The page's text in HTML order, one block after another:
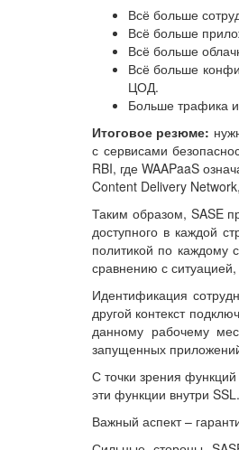
Всё больше
Всё больше
Всё больше
Всё больше
ЦОД.
Больше трафика
Итоговое резюме:
с сервисами
RBI, где WAAPaaS
Content Delivery
Таким образом, SASE
доступного в каждой
политикой по каждому
сравнению с
Идентификация
другой контекст
данному рабочему
запущенных
С точки зрения
эти функции внутри SSL.
Важный аспект –